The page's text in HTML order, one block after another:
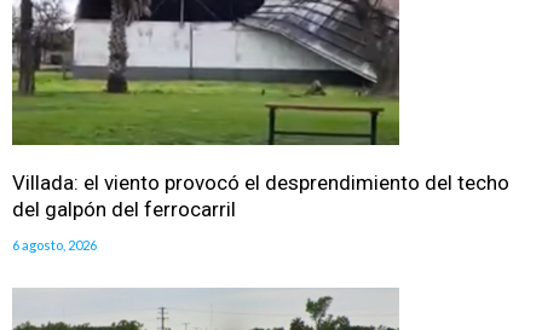
Villada: el viento provocó el desprendimiento del techo
del galpón del ferrocarril
6 agosto, 2026